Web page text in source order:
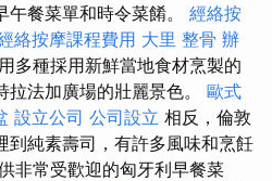
餐菜單和時令菜餚。 經絡按
絡按摩課程費用 大里 整骨 辦
多種採用新鮮當地食材烹製的
法加廣場的壯麗景色。 歐式
設立公司 公司設立 相反，倫敦
到純素壽司，有許多風味和烹飪
非常受歡迎的匈牙利早餐菜